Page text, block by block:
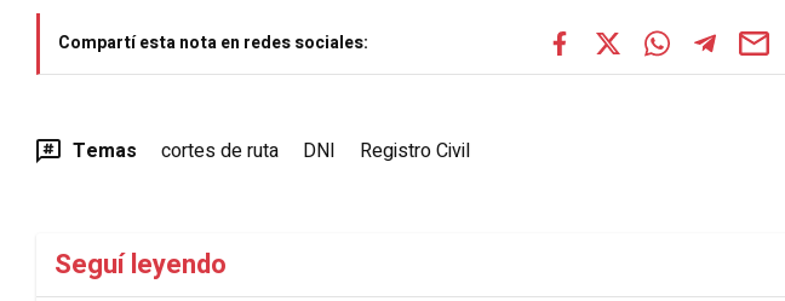
Compartí esta nota en redes sociales:
Temas cortes de ruta DNI Registro Civil
Seguí leyendo